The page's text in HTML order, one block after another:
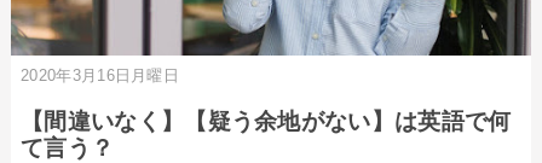
2020年3月16日月曜日
【間違いなく】【疑う余地がない】は英語で何
て言う？